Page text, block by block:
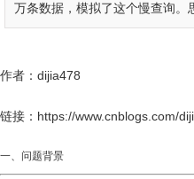
万条数据，模拟了这个慢查询。
作者：dijia478
链接：https://www.cnblogs.com/
一、问题背景